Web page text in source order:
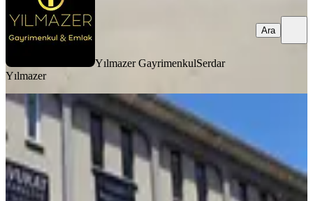
Yılmazer GayrimenkulSerdar
Yılmazer
Ara
Sincan Merkez'de Harika
Lokasyonda 1+1 Geniş Kiralık Ofis
Sincan, Atatürk Mahallesi
2 Oda·35 m² 3. Kat·06.06.2026